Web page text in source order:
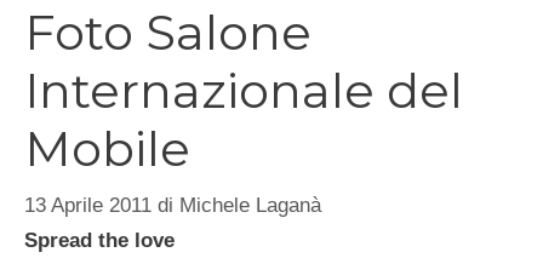
Foto Salone
Internazionale del
Mobile
13 Aprile 2011 di Michele Laganà
Spread the love